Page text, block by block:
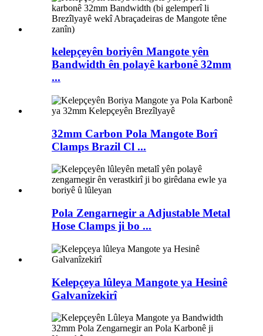
kelepçeyên boriyên Mangote yên
Bandwidth ên polayê karbonê 32mm
...
32mm Carbon Pola Mangote Borî
Clamps Brazil Cl ...
Pola Zengarnegir a Adjustable Metal
Hose Clamps ji bo ...
Kelepçeya lûleya Mangote ya Hesinê
Galvanîzekirî